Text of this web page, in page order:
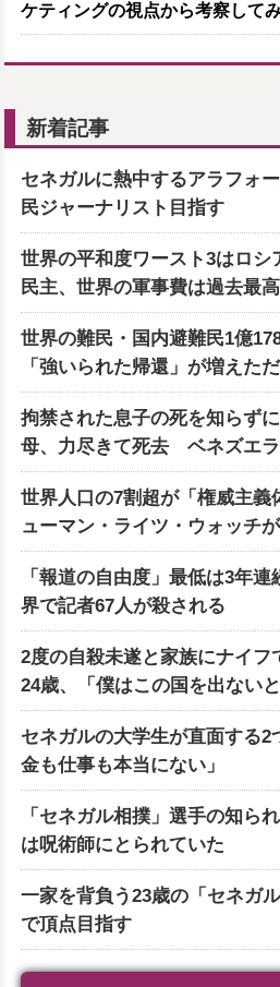
ケティングの視点から考察して
新着記事
セネガルに熱中するアラフォ
民ジャーナリスト目指す
世界の平和度ワースト3はロシ
民主、世界の軍事費は過去最
世界の難民・国内避難民1億
「強いられた帰還」が増えた
拘禁された息子の死を知らず
母、力尽きて死去 ベネズエラ
世界人口の7割超が「権威主義
ューマン・ライツ・ウォッチ
「報道の自由度」最低は3年
界で記者67人が殺される
2度の自殺未遂と家族にナイフ
24歳、「僕はこの国を出ない
セネガルの大学生が直面する2
金も仕事も本当にない」
「セネガル相撲」選手の知ら
は呪術師にとられていた
一家を背負う23歳の「セネガ
で頂点目指す